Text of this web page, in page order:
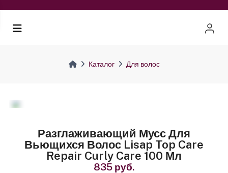
Каталог Для волос
Разглаживающий Мусс Для
Вьющихся Волос Lisap Top Care
Repair Curly Care 100 Мл
835 руб.